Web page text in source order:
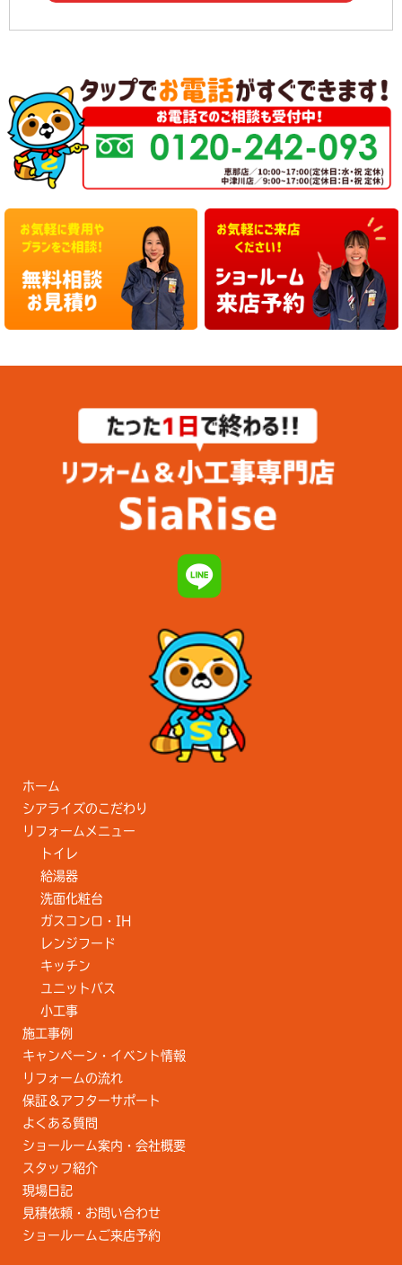
ホーム
シアライズのこだわり
リフォームメニュー
トイレ
給湯器
洗面化粧台
ガスコンロ・IH
レンジフード
キッチン
ユニットバス
小工事
施工事例
キャンペーン・イベント情報
リフォームの流れ
保証＆アフターサポート
よくある質問
ショールーム案内・会社概要
スタッフ紹介
現場日記
見積依頼・お問い合わせ
ショールームご来店予約